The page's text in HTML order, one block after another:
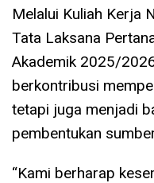
Melalui Kuliah Kerja
Tata Laksana
Akademik 2025/
berkontribusi
tetapi juga menjadi
pembentukan
“Kami berharap